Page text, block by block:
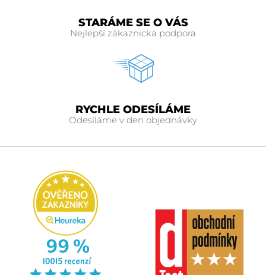
STARÁME SE O VÁS
Nejlepší zákaznická podpora
RYCHLE ODESÍLÁME
Odesíláme v den objednávky